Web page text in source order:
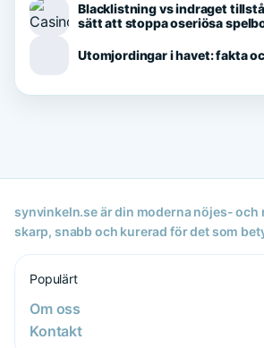
Blacklistning vs indraget
sätt att stoppa oseriösa
Utomjordingar i havet: fakta
synvinkeln.se är din moderna nöjes-
skarp, snabb och kurerad för det som
Populärt
Om oss
Kontakt